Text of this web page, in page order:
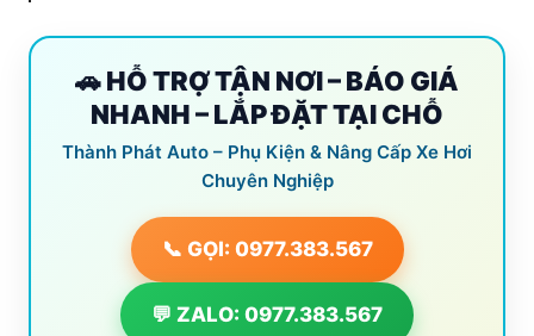
🚗 HỖ TRỢ TẬN NƠI – BÁO GIÁ
NHANH – LẮP ĐẶT TẠI CHỖ
Thành Phát Auto – Phụ Kiện & Nâng Cấp Xe Hơi
Chuyên Nghiệp
📞 GỌI: 0977.383.567
💬 ZALO: 0977.383.567